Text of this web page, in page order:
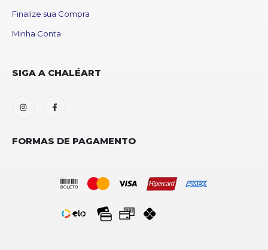
Finalize sua Compra
Minha Conta
SIGA A CHALÉART
FORMAS DE PAGAMENTO